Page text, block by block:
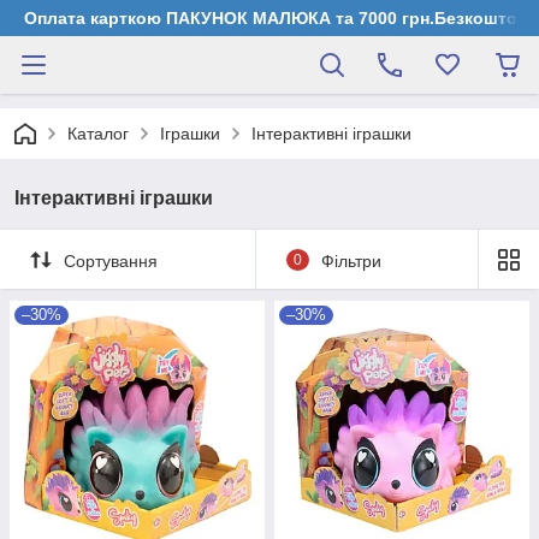
Оплата карткою ПАКУНОК МАЛЮКА та 7000 грн.Безкоштовна
Каталог Іграшки Інтерактивні іграшки
Інтерактивні іграшки
Сортування 0 Фільтри
–30% –30%